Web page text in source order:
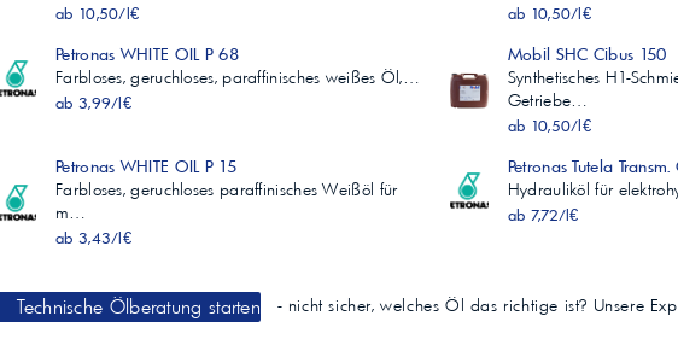
ab 10,50/l€ ab 10,50/l€
Petronas WHITE OIL P 68
Farbloses, geruchloses, paraffinisches weißes Öl,…
ab 3,99/l€
Mobil SHC Cibus 150
Synthetisches H1-
Getriebe…
ab 10,50/l€
Petronas WHITE OIL P 15
Farbloses, geruchloses paraffinisches Weißöl für
m…
ab 3,43/l€
Petronas Tutela
Hydrauliköl für
ab 7,72/l€
Technische Ölberatung starten - nicht sicher, welches Öl das richtige ist? Unsere